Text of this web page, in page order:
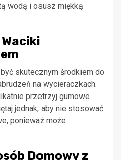
wodą i osusz miękką
skutecznym środkiem do
na wycieraczkach.
przetrzyj gumowe
jednak, aby nie stosować
ponieważ może
Domowy z